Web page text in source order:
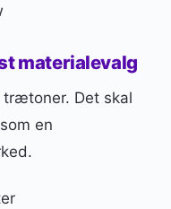
materialevalg
trætoner. Det skal
en